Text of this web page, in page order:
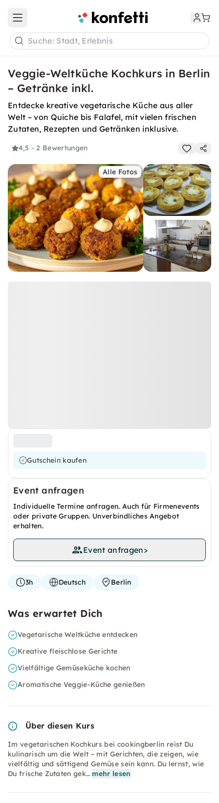
Open main menu
Suche: Stadt, Erlebnis
Veggie-Weltküche Kochkurs in Berlin
– Getränke inkl.
Entdecke kreative vegetarische Küche aus aller
Welt – von Quiche bis Falafel, mit vielen frischen
Zutaten, Rezepten und Getränken inklusive.
4,5 - 2 Bewertungen
Alle Fotos
Gutschein kaufen
Event anfragen
Individuelle Termine anfragen. Auch für Firmenevents
oder private Gruppen. Unverbindliches Angebot
erhalten.
Event anfragen>
3h Deutsch Berlin
Was erwartet Dich
Vegetarische Weltküche entdecken
Kreative fleischlose Gerichte
Vielfältige Gemüseküche kochen
Aromatische Veggie-Küche genießen
Über diesen Kurs
Im vegetarischen Kochkurs bei cookingberlin reist Du
kulinarisch um die Welt – mit Gerichten, die zeigen, wie
vielfältig und sättigend Gemüse sein kann. Du lernst, wie
Du frische Zutaten gek… mehr lesen